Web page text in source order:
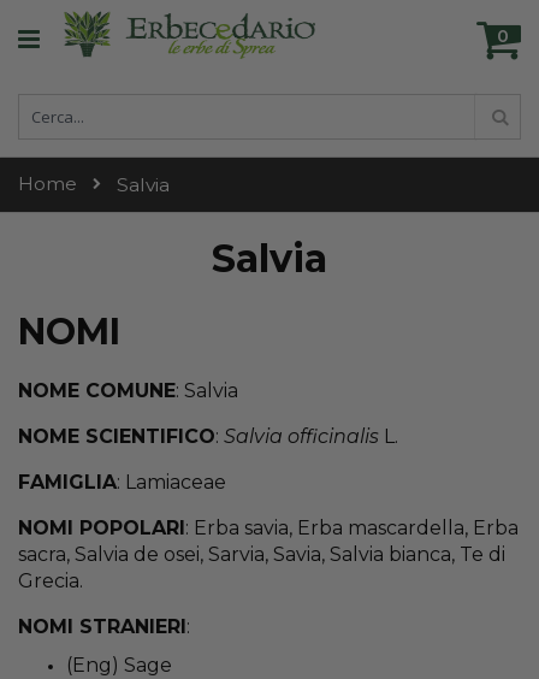
to
Content
0
Home Salvia
Salvia
NOMI
NOME COMUNE: Salvia
NOME SCIENTIFICO: Salvia officinalis L.
FAMIGLIA: Lamiaceae
NOMI POPOLARI: Erba savia, Erba mascardella, Erba
sacra, Salvia de osei, Sarvia, Savia, Salvia bianca, Te di
Grecia.
NOMI STRANIERI:
(Eng) Sage